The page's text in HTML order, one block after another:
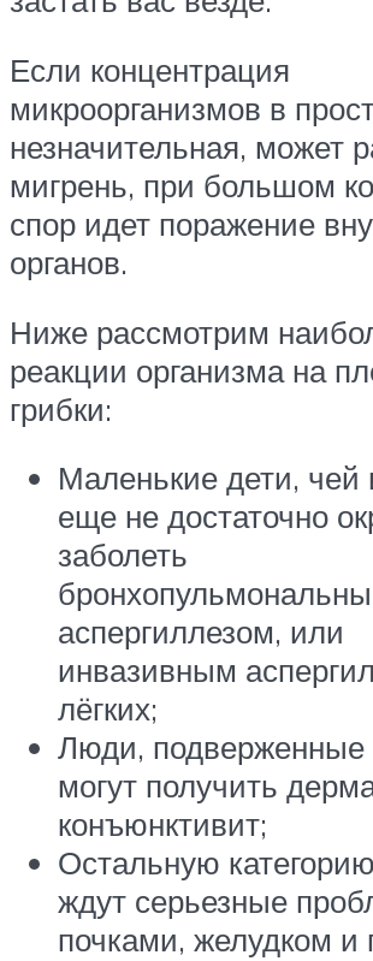
Если концентрация
микроорганизмов в
незначительная, может
мигрень, при большом
спор идет поражение
органов.
Ниже рассмотрим
реакции организма на
грибки:
Маленькие дети, чей
еще не достаточно
заболеть
аспергиллезом, или
инвазивным
лёгких;
Люди, подверженные
могут получить
конъюнктивит;
Остальную
ждут серьезные
почками, желудком и